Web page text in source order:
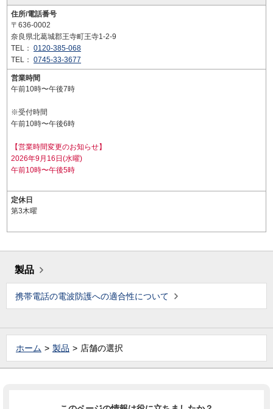
住所/電話番号
〒636-0002
奈良県北葛城郡王寺町王寺1-2-9
TEL： 0120-385-068
TEL： 0745-33-3677
営業時間
午前10時〜午後7時
※受付時間
午前10時〜午後6時
【営業時間変更のお知らせ】
2026年9月16日(水曜)
午前10時〜午後5時
定休日
第3木曜
製品
携帯電話の電波防護への適合性について
ホーム 製品 店舗の選択